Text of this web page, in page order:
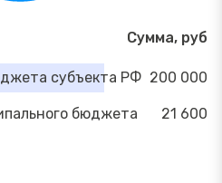
Сумма, руб
субъекта РФ 200 000
бюджета 21 600